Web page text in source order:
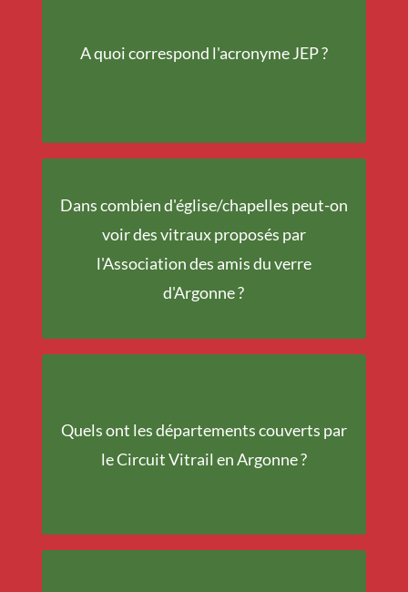
A quoi correspond l'acronyme JEP ?
Patrimoine
Dans combien d'église/chapelles peut-on
voir des vitraux proposés par
l'Association des amis du verre
d'Argonne ?
16
Quels ont les départements couverts par
le Circuit Vitrail en Argonne ?
Ardennes - Meuse -
Marne